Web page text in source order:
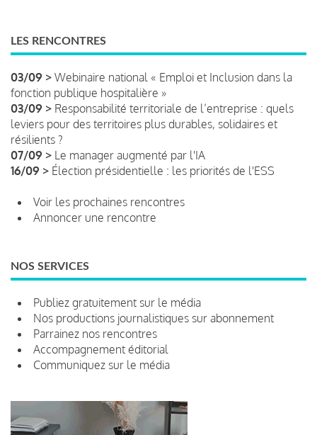
LES RENCONTRES
03/09 > Webinaire national « Emploi et Inclusion dans la
fonction publique hospitalière »
03/09 > Responsabilité territoriale de l’entreprise : quels
leviers pour des territoires plus durables, solidaires et
résilients ?
07/09 > Le manager augmenté par l'IA
16/09 > Élection présidentielle : les priorités de l'ESS
Voir les prochaines rencontres
Annoncer une rencontre
NOS SERVICES
Publiez gratuitement sur le média
Nos productions journalistiques sur abonnement
Parrainez nos rencontres
Accompagnement éditorial
Communiquez sur le média